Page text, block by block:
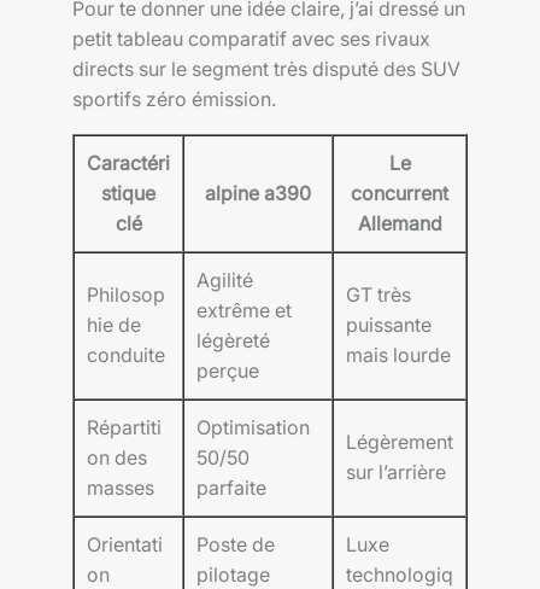
Pour te donner une idée claire, j’ai dressé un
petit tableau comparatif avec ses rivaux
directs sur le segment très disputé des SUV
sportifs zéro émission.
Caractéri
stique
clé
alpine a390
Le
concurrent
Allemand
Philosop
hie de
conduite
Agilité
extrême et
légèreté
perçue
GT très
puissante
mais lourde
Répartiti
on des
masses
Optimisation
50/50
parfaite
Légèrement
sur l’arrière
Orientati
on
Poste de
pilotage
Luxe
technologiq